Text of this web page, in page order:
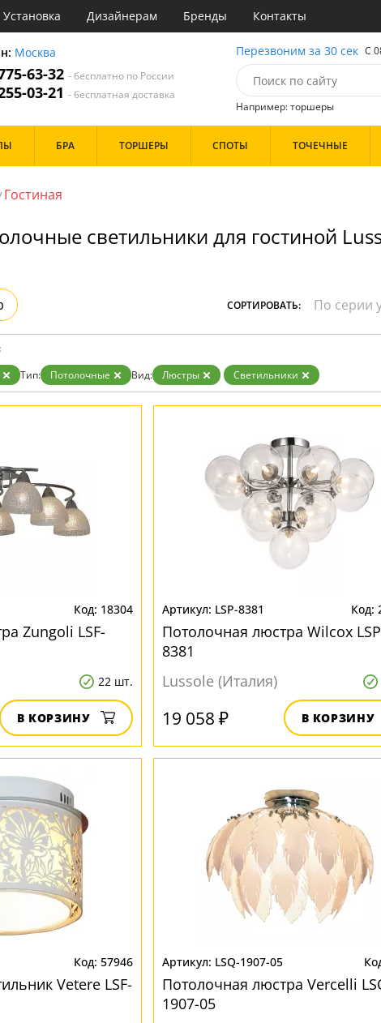
Установка Дизайнерам Бренды Контакты
Москва
63-32- бесплатно по России
03-21- бесплатная доставка
Перезвоним за 30 сек С
Например: торшеры
Золото
Черные
БРА ТОРШЕРЫ СПОТЫ ТОЧЕЧНЫЕ
Гостиная
светильники для гостиной
СОРТИРОВАТЬ:
Тип: Потолочные Вид: Люстры Светильники
18304
Zungoli LSF-
22 шт.
В КОРЗИНУ
LSP-8381
Потолочная люстра Wilcox
8381
Lussole (Италия)
19 058 ₽ В КОРЗИНУ
57946
Vetere LSF-
LSQ-1907-05
Потолочная люстра Vercelli
1907-05